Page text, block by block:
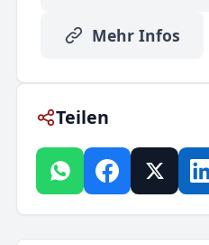
Mehr Infos
Teilen